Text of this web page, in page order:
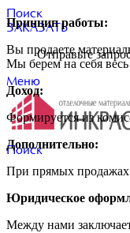
Поиск
ЗАКАЗАТЬ
Отправьте
Меню
Поиск
Принцип работы:
Вы продаете
Мы берем на себя
Доход:
Формируется из
Дополнительно:
При прямых продажах
Юридическое
Между нами